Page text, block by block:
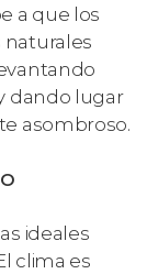
a que los
naturales
dando lugar
asombroso.
ideales
clima es